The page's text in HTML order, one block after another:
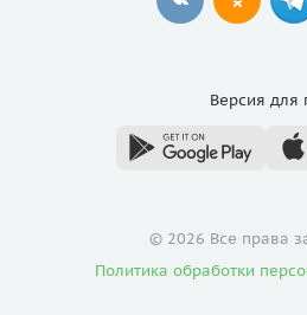
Версия для
© 2026 Все права
Политика обработки